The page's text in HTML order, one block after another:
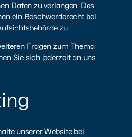
Daten zu verlangen. Des
ein Beschwerderecht bei
zu.
Fragen zum Thema
Sie sich jederzeit an uns
unserer Website bei